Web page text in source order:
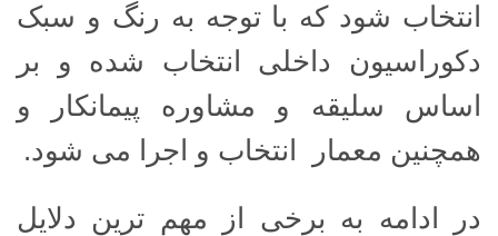
انتخاب شود که با توجه به رنگ و سبک
دکوراسیون داخلی انتخاب شده و بر
اساس سلیقه و مشاوره پیمانکار و
همچنین معمار انتخاب و اجرا می شود.
در ادامه به برخی از مهم ترین دلایل